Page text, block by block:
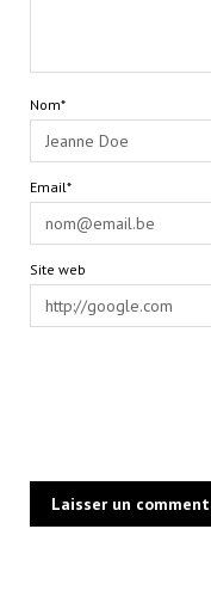
Nom*
Email*
Site web